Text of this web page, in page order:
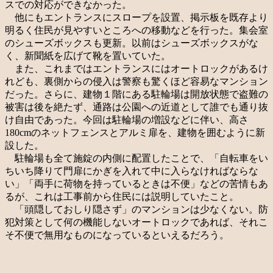
スでの対応ができなかった。
他にもエントランスにスロープを設置、掲示板を既存より
明るく住民が見やすいところへの移動などを行った。集会室
のシューズボックスも更新。以前はシューズボックスがな
く、新聞紙を広げて靴を置いていた。
また、これまではエントランスにはオートロックがあるけ
れども、裏側からの侵入は警察も驚くほど容易なマンション
だった。さらに、建物１階にある駐輪場は開放状態で盗難の
被害は後を絶たず、通路は公園への近道として誰でも通り抜
け自由であった。今回は駐輪場の増設などに伴い、高さ
180cmのネットフェンスとアルミ扉を、建物を囲むように新
設した。
駐輪場も全て施錠の内側に配置したことで、「自転車をい
ちいち降りて門扉にかぎを入れて中に入らなければならな
い」「両手に荷物を持っているときは不便」などの苦情もあ
るが、これは工事前から住民には説明していたこと。
「頭隠しておしり隠さず」のマンションは少なくない。防
犯対策として何の機能しないオートロックであれば、それこ
そ不便で無用なものになっているといえるだろう。